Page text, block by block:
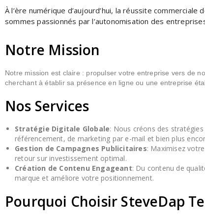
À l’ère numérique d’aujourd’hui, la réussite
sommes passionnés par l’autonomisation des
Notre Mission
Notre mission est claire : propulser votre entreprise vers de
cherchant à établir sa présence en ligne ou une entreprise
Nos Services
Stratégie Digitale Globale: Nous créons des
référencement, de marketing par e-mail et bien plus
Gestion de Campagnes Publicitaires: Maximisez
retour sur investissement optimal.
Création de Contenu Engageant: Du contenu de
marque et améliore votre positionnement.
Pourquoi Choisir SteveDap